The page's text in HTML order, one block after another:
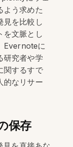
よう求めた
見を比較し
を文脈とし
Evernoteに
研究者や学
関するすで
的なリサー
保存